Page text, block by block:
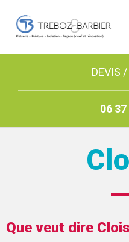
DEVIS
06
Que veut dire